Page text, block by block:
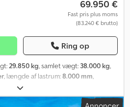
69.950 €
Fast pris plus moms
(83.240 € brutto)
Ring op
29.850 kg, samlet vægt: 38.000 kg,
, længde af lastrum:8.000 mm
, Produktionsår:
bremsesystem) *